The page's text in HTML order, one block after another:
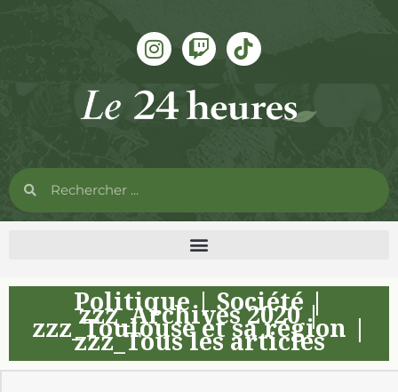
Politique|Société |
zzz_Archives 2020|
zzz_Toulouse et sa région
zzz_Tous les articles